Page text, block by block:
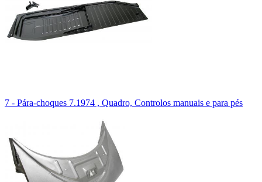
7 - Pára-choques 7.1974 , Quadro, Controlos manuais e para pés